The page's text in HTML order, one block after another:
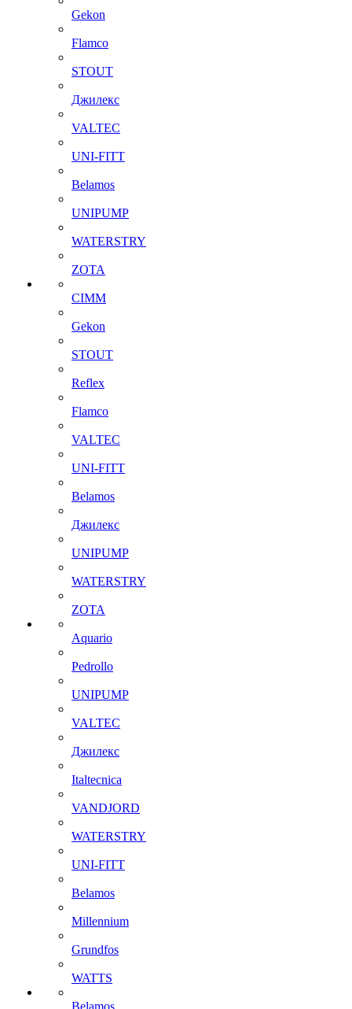
Gekon
Flamco
STOUT
Джилекс
VALTEC
UNI-FITT
Belamos
UNIPUMP
WATERSTRY
ZOTA
CIMM
Gekon
STOUT
Reflex
Flamco
VALTEC
UNI-FITT
Belamos
Джилекс
UNIPUMP
WATERSTRY
ZOTA
Aquario
Pedrollo
UNIPUMP
VALTEC
Джилекс
Italtecnica
VANDJORD
WATERSTRY
UNI-FITT
Belamos
Millennium
Grundfos
WATTS
Belamos